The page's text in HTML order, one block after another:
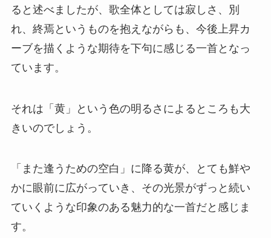
ると述べましたが、歌全体としては寂しさ、別
れ、終焉というものを抱えながらも、今後上昇カ
ーブを描くような期待を下句に感じる一首となっ
ています。
それは「黄」という色の明るさによるところも大
きいのでしょう。
「また逢うための空白」に降る黄が、とても鮮や
かに眼前に広がっていき、その光景がずっと続い
ていくような印象のある魅力的な一首だと感じま
す。